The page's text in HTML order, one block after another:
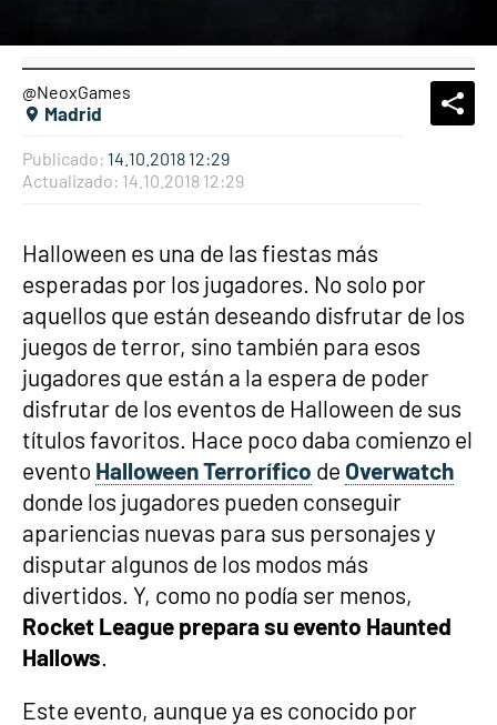
@NeoxGames
Madrid
Publicado: 14.10.2018 12:29
Actualizado: 14.10.2018 12:29
Halloween es una de las fiestas más
esperadas por los jugadores. No solo por
aquellos que están deseando disfrutar de los
juegos de terror, sino también para esos
jugadores que están a la espera de poder
disfrutar de los eventos de Halloween de sus
títulos favoritos. Hace poco daba comienzo el
evento Halloween Terrorífico de Overwatch
donde los jugadores pueden conseguir
apariencias nuevas para sus personajes y
disputar algunos de los modos más
divertidos. Y, como no podía ser menos,
Rocket League prepara su evento Haunted
Hallows.
Este evento, aunque ya es conocido por